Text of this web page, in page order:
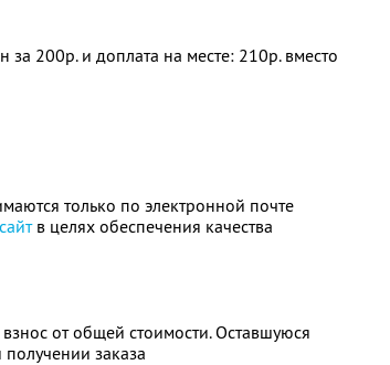
200р. и доплата на месте: 210р. вместо
только по электронной почте
сайтв целях обеспечения качества
от общей стоимости. Оставшуюся
заказа